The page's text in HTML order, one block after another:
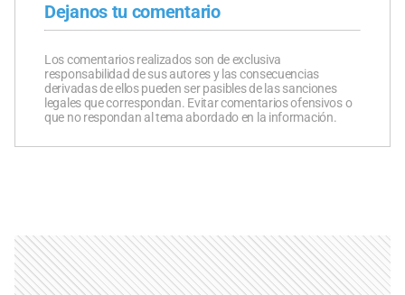
Dejanos tu comentario
Los comentarios realizados son de exclusiva
responsabilidad de sus autores y las consecuencias
derivadas de ellos pueden ser pasibles de las sanciones
legales que correspondan. Evitar comentarios ofensivos o
que no respondan al tema abordado en la información.